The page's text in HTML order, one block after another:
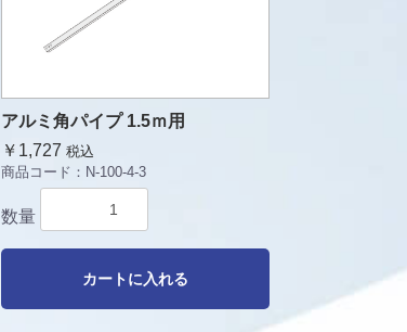
アルミ角パイプ 1.5ｍ用
￥1,727 税込
商品コード： N-100-4-3
数量
カートに入れる